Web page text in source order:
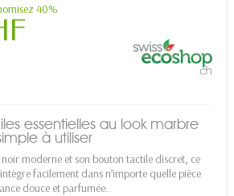
40%
essentielles au look marbre
à utiliser
moderne et son bouton tactile discret, ce
facilement dans n’importe quelle pièce
douce et parfumée.